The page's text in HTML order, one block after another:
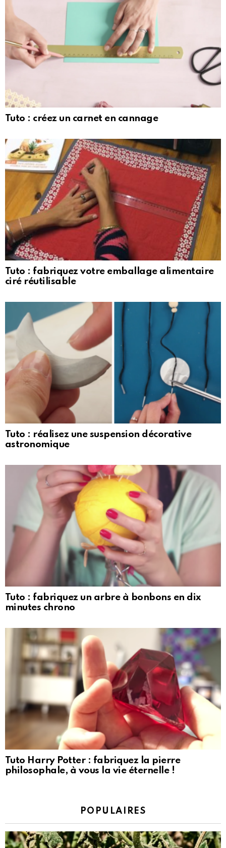
Tuto : créez un carnet en cannage
Tuto : fabriquez votre emballage alimentaire
ciré réutilisable
Tuto : réalisez une suspension décorative
astronomique
Tuto : fabriquez un arbre à bonbons en dix
minutes chrono
Tuto Harry Potter : fabriquez la pierre
philosophale, à vous la vie éternelle !
POPULAIRES